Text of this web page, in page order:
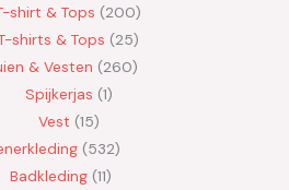
shirt & Tops
200
shirts & Tops
25
& Vesten
260
Spijkerjas 1
Vest 15
532
Badkleding 11